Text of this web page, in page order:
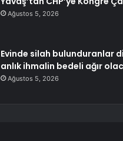
Ağustos 5, 2026
Evinde silah bulunduranlar
anlık ihmalin bedeli ağır
Ağustos 5, 2026